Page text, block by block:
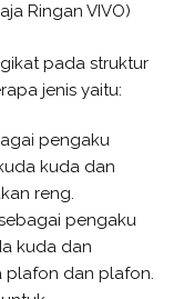
Ringan VIVO)
pada struktur
jenis yaitu:
pengaku
kuda dan
reng.
pengaku
kuda dan
plafon dan plafon.